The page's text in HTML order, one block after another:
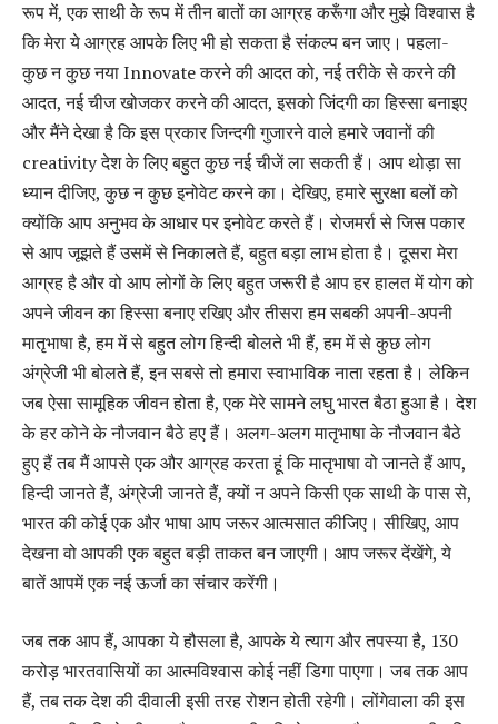
रूप में, एक साथी के रूप में तीन बातों का आग्रह करूँगा और मुझे विश्‍वास है
कि मेरा ये आग्रह आपके लिए भी हो सकता है संकल्‍प बन जाए। पहला-
कुछ न कुछ नया Innovate करने की आदत को, नई तरीके से करने की
आदत, नई चीज खोजकर करने की आदत, इसको जिंदगी का हिस्सा बनाइए
और मैंने देखा है कि इस प्रकार जिन्‍दगी गुजारने वाले हमारे जवानों की
creativity देश के लिए बहुत कुछ नई चीजें ला सकती हैं। आप थोड़ा सा
ध्‍यान दीजिए, कुछ न कुछ इनोवेट करने का। देखिए, हमारे सुरक्षा बलों को
क्‍योंकि आप अनुभव के आधार पर इनोवेट करते हैं। रोजमर्रा से जिस पकार
से आप जूझते हैं उसमें से निकालते हैं, बहुत बड़ा लाभ होता है। दूसरा मेरा
आग्रह है और वो आप लोगों के लिए बहुत जरूरी है आप हर हालत में योग को
अपने जीवन का हिस्सा बनाए रखिए और तीसरा हम सबकी अपनी-अपनी
मातृभाषा है, हम में से बहुत लोग हिन्‍दी बोलते भी हैं, हम में से कुछ लोग
अंग्रेजी भी बोलते हैं, इन सबसे तो हमारा स्‍वाभाविक नाता रहता है। लेकिन
जब ऐसा सामूहिक जीवन होता है, एक मेरे सामने लघु भारत बैठा हुआ है। देश
के हर कोने के नौजवान बैठे हए हैं। अलग-अलग मातृभाषा के नौजवान बैठे
हुए हैं तब मैं आपसे एक और आग्रह करता हूं कि मातृभाषा वो जानते हैं आप,
हिन्‍दी जानते हैं, अंग्रेजी जानते हैं, क्‍यों न अपने किसी एक साथी के पास से,
भारत की कोई एक और भाषा आप जरूर आत्‍मसात कीजिए। सीखिए, आप
देखना वो आपकी एक बहुत बड़ी ताकत बन जाएगी। आप जरूर देंखेंगे, ये
बातें आपमें एक नई ऊर्जा का संचार करेंगी।
जब तक आप हैं, आपका ये हौसला है, आपके ये त्‍याग और तपस्‍या है, 130
करोड़ भारतवासियों का आत्मविश्वास कोई नहीं डिगा पाएगा। जब तक आप
हैं, तब तक देश की दीवाली इसी तरह रोशन होती रहेगी। लोंगेवाला की इस